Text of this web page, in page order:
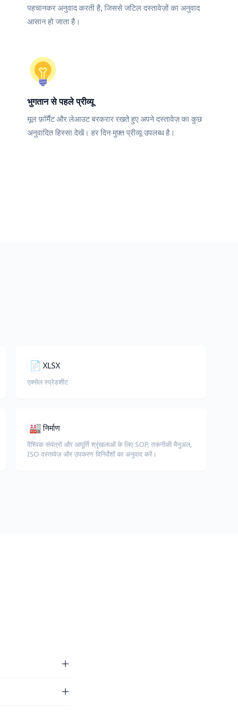
पहचानकर अनुवाद करती है, जिससे जटिल दस्तावेज़ों का अनुवाद
आसान हो जाता है।
भुगतान से पहले प्रीव्यू
मूल फ़ॉर्मैट और लेआउट बरकरार रखते हुए अपने दस्तावेज़ का कुछ
अनुवादित हिस्सा देखें। हर दिन मुफ़्त प्रीव्यू उपलब्ध है।
📄 XLSX
एक्सेल स्प्रेडशीट
🏭निर्माण
वैश्विक संयंत्रों और आपूर्ति श्रृंखलाओं के लिए SOP, तकनीकी मैनुअल,
ISO दस्तावेज़ और उपकरण विनिर्देशों का अनुवाद करें।